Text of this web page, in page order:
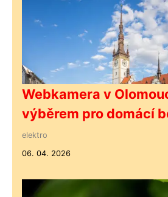
Webkamera v
výběrem pro domácí
elektro
06. 04. 2026